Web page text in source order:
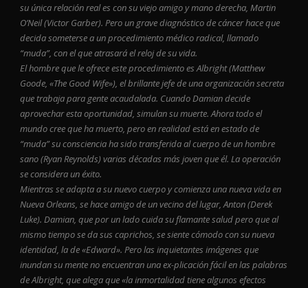
su única relación real es con su viejo amigo y mano derecha, Martin
O’Neil (Victor Garber). Pero un grave diagnóstico de cáncer hace que
decida someterse a un procedimiento médico radical, llamado
“muda”, con el que atrasará el reloj de su vida.
El hombre que le ofrece este procedimiento es Albright (Matthew
Goode, «The Good Wife»), el brillante jefe de una organización secreta
que trabaja para gente acaudalada. Cuando Damian decide
aprovechar esta oportunidad, simulan su muerte. Ahora todo el
mundo cree que ha muerto, pero en realidad está en estado de
“muda” su consciencia ha sido transferida al cuerpo de un hombre
sano (Ryan Reynolds) varias décadas más joven que él. La operación
se considera un éxito.
Mientras se adapta a su nuevo cuerpo y comienza una nueva vida en
Nueva Orleans, se hace amigo de un vecino del lugar, Anton (Derek
Luke). Damian, que por un lado cuida su flamante salud pero que al
mismo tiempo se da sus caprichos, se siente cómodo con su nueva
identidad, la de «Edward». Pero las inquietantes imágenes que
inundan su mente no encuentran una ex-plicación fácil en las palabras
de Albright, que alega que «la inmortalidad tiene algunos efectos